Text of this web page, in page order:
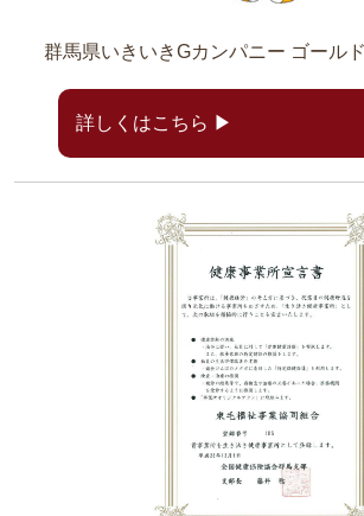
群馬県いきいきGカンパニー ゴール
詳しくはこちら ▶